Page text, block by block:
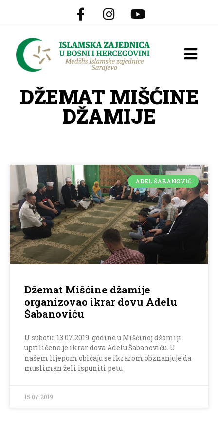
DŽEMAT MIŠĆINE
DŽAMIJE
ADEL ŠABANOVIĆ
Džemat Mišćine džamije
organizovao ikrar dovu Adelu
Šabanoviću
U subotu, 13.07.2019. godine u Mišćinoj džamiji
upriličena je ikrar dova Adelu Šabanoviću. U
našem lijepom običaju se ikrarom obznanjuje da
musliman želi ispuniti petu
15.07.2019